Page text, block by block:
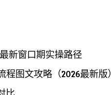
新窗口期实操路径
图文攻略（2026最新版）